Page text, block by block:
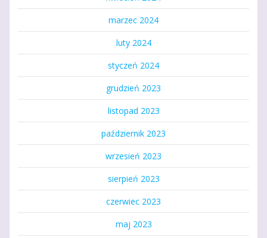
marzec 2024
luty 2024
styczeń 2024
grudzień 2023
listopad 2023
październik 2023
wrzesień 2023
sierpień 2023
czerwiec 2023
maj 2023